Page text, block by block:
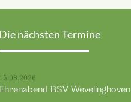
Die nächsten Termine
15.08.2026
Ehrenabend BSV Wevelinghoven